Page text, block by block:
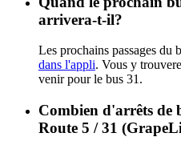
arrivera-t-il?
Les prochains passages du
dans l'appli. Vous y
venir pour le bus 31.
Combien d'arrêts de
Route 5 / 31